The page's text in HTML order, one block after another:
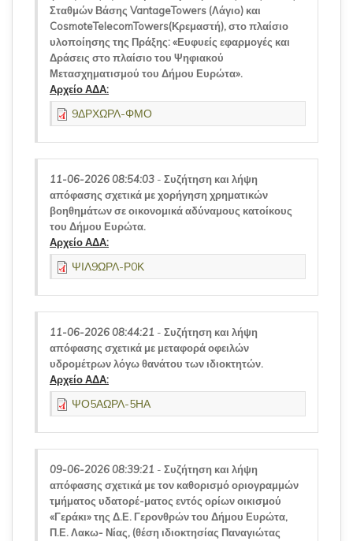
Σταθμών Βάσης VantageTowers (Λάγιο) και
CosmoteTelecomTowers(Κρεμαστή), στο πλαίσιο
υλοποίησης της Πράξης: «Ευφυείς εφαρμογές και
Δράσεις στο πλαίσιο του Ψηφιακού
Μετασχηματισμού του Δήμου Ευρώτα».
Αρχείο ΑΔΑ:
9ΔΡΧΩΡΛ-ΦΜΟ
11-06-2026 08:54:03 - Συζήτηση και λήψη
απόφασης σχετικά με χορήγηση χρηματικών
βοηθημάτων σε οικονομικά αδύναμους κατοίκους
του Δήμου Ευρώτα.
Αρχείο ΑΔΑ:
ΨΙΛ9ΩΡΛ-Ρ0Κ
11-06-2026 08:44:21 - Συζήτηση και λήψη
απόφασης σχετικά με μεταφορά οφειλών
υδρομέτρων λόγω θανάτου των ιδιοκτητών.
Αρχείο ΑΔΑ:
ΨΟ5ΑΩΡΛ-5ΗΑ
09-06-2026 08:39:21 - Συζήτηση και λήψη
απόφασης σχετικά με τον καθορισμό οριογραμμών
τμήματος υδατορέ-ματος εντός ορίων οικισμού
«Γεράκι» της Δ.Ε. Γερονθρών του Δήμου Ευρώτα,
Π.Ε. Λακω- Νίας, (θέση ιδιοκτησίας Παναγιώτας